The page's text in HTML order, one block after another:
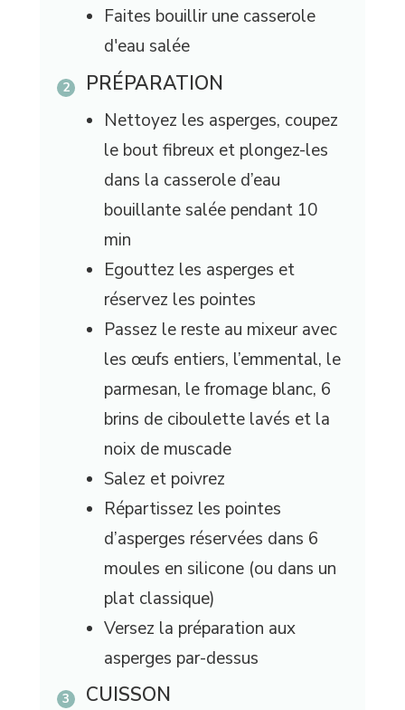
Faites bouillir une casserole
d'eau salée
PRÉPARATION
Nettoyez les asperges, coupez
le bout fibreux et plongez-les
dans la casserole d’eau
bouillante salée pendant 10
min
Egouttez les asperges et
réservez les pointes
Passez le reste au mixeur avec
les œufs entiers, l’emmental, le
parmesan, le fromage blanc, 6
brins de ciboulette lavés et la
noix de muscade
Salez et poivrez
Répartissez les pointes
d’asperges réservées dans 6
moules en silicone (ou dans un
plat classique)
Versez la préparation aux
asperges par-dessus
CUISSON